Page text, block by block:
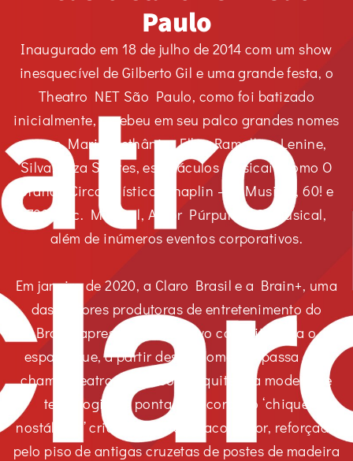
Paulo
Inaugurado em 18 de julho de 2014 com um show
inesquecível de Gilberto Gil e uma grande festa, o
Theatro NET São Paulo, como foi batizado
inicialmente, recebeu em seu palco grandes nomes
como Maria Bethânia, Elba Ramalho, Lenine,
Silva, Elza Soares, espetáculos musicais como O
Grande Circo Místico, Chaplin – O Musical, 60! e
70? Doc. Musical, A Cor Púrpura – O Musical,
além de inúmeros eventos corporativos.
Em janeiro de 2020, a Claro Brasil e a Brain+, uma
das maiores produtoras de entretenimento do
Brasil, apresentam um novo conceito para o
espaço que, a partir desse momento, passa a se
chamar Teatro Claro. Com arquitetura moderna e
tecnologia de ponta, a decoração ‘chique
nostálgica’ cria um ambiente acolhedor, reforçado
pelo piso de antigas cruzetas de postes de madeira